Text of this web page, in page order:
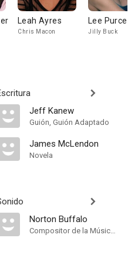
Leah Ayres
Chris Macon
Lee
Jilly Buck
Jeff Kanew
Guión, Guión Adaptado
James McLendon
Novela
Norton Buffalo
Compositor de la Música Original, Música